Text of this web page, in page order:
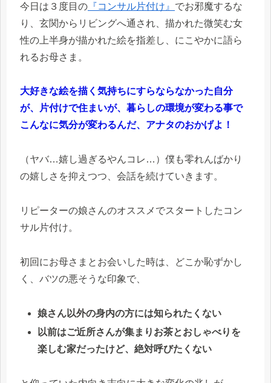
今日は３度目の 『コンサル片付け』 でお邪魔するな
り、玄関からリビングへ通され、描かれた微笑む女
性の上半身が描かれた絵を指差し、にこやかに語ら
れるお母さま。
大好きな絵を描く気持ちにすらならなかった自分
が、片付けで住まいが、暮らしの環境が変わる事で
こんなに気分が変わるんだ、アナタのおかげよ！
（ヤバ…嬉し過ぎるやんコレ…）僕も零れんばかり
の嬉しさを抑えつつ、会話を続けていきます。
リピーターの娘さんのオススメでスタートしたコン
サル片付け。
初回にお母さまとお会いした時は、どこか恥ずかし
く、バツの悪そうな印象で、
娘さん以外の身内の方には知られたくない
以前はご近所さんが集まりお茶とおしゃべりを
楽しむ家だったけど、絶対呼びたくない